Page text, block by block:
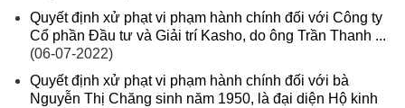
Quyết định xử phạt vi phạm hành chính đối với Công ty
Cổ phần Đầu tư và Giải trí Kasho, do ông Trần Thanh ...
(06-07-2022)
Quyết định xử phạt vi phạm hành chính đối với bà
Nguyễn Thị Chăng sinh năm 1950, là đại diện Hộ kinh